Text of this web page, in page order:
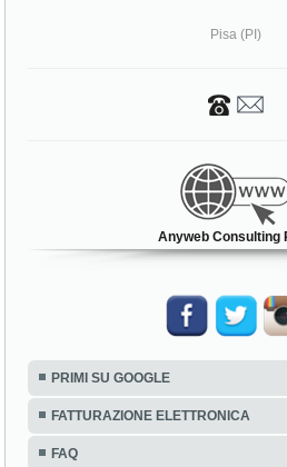
Pisa (PI)
Anyweb Consulting
PRIMI SU GOOGLE
FATTURAZIONE ELETTRONICA
FAQ